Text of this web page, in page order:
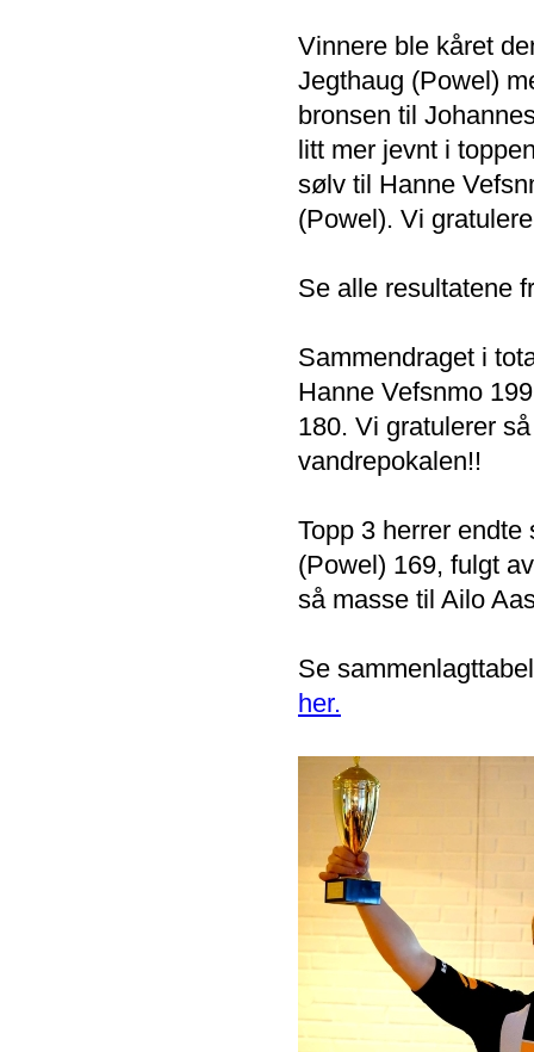
Vinnere ble kåret
Jegthaug (Powel)
bronsen til
litt mer jevnt i
sølv til Hanne
(Powel). Vi
Se alle resultatene
Sammendraget i
Hanne Vefsnmo
180. Vi gratulerer
vandrepokalen!!
Topp 3 herrer
(Powel) 169, fulgt
så masse til Ailo
Se
her.